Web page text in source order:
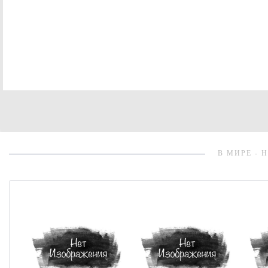
В МИРЕ -